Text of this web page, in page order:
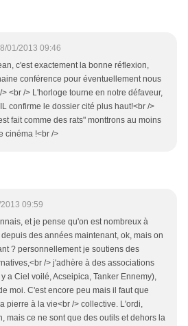
01/2013 09:46
c'est exactement la bonne réflexion,
conférence pour éventuellement nous
<br /> L'horloge tourne en notre défaveur,
confirme le dossier cité plus haut!<br />
fait comme des rats" monttrons au moins
cinéma !<br />
09:59
et je pense qu'on est nombreux à
des années maintenant, ok, mais on
? personnellement je soutiens des
/> j'adhère à des associations
a Ciel voilé, Acseipica, Tanker Ennemy),
moi. C'est encore peu mais il faut que
pierre à la vie<br /> collective. L'ordi,
mais ce ne sont que des outils et dehors la